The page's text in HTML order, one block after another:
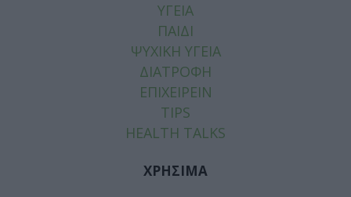
ΥΓΕΙΑ
ΠΑΙΔΙ
ΨΥΧΙΚΗ ΥΓΕΙΑ
ΔΙΑΤΡΟΦΗ
ΕΠΙΧΕΙΡΕΙΝ
TIPS
HEALTH TALKS
ΧΡΗΣΙΜΑ